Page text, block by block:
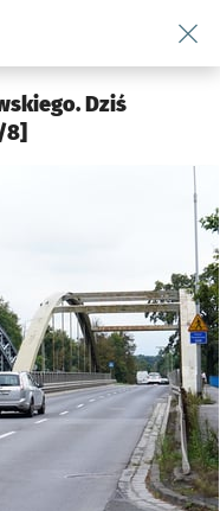
Komunikacja
Dziś
8]